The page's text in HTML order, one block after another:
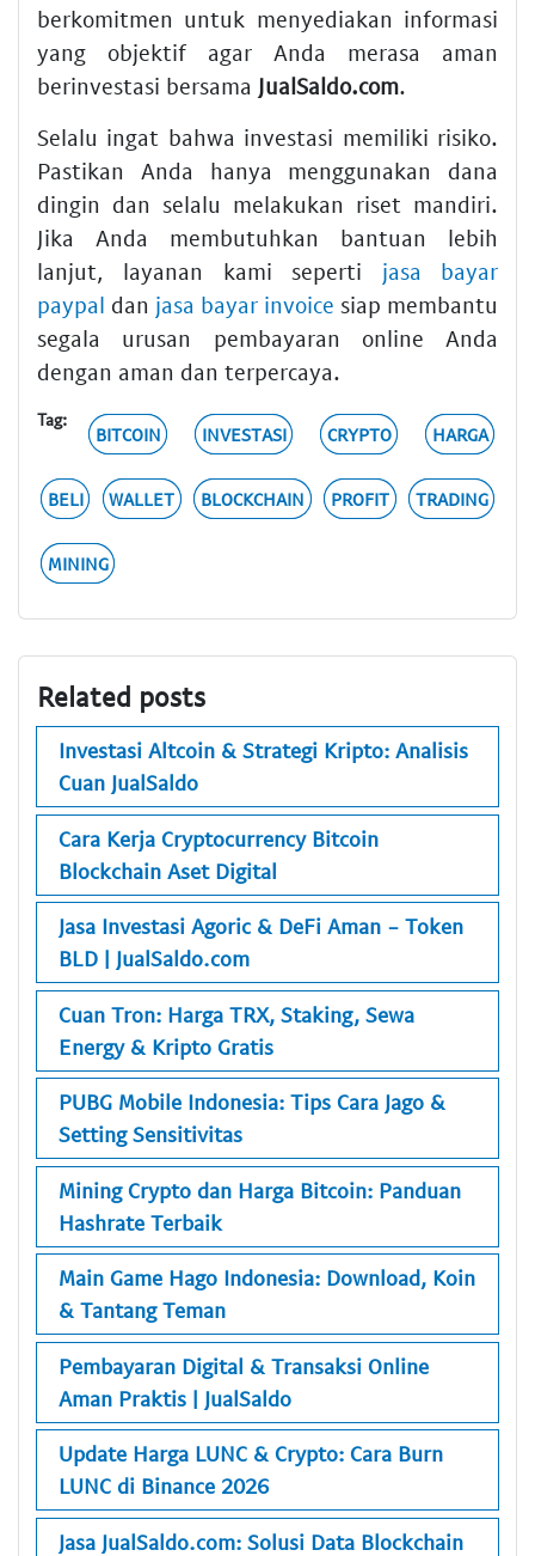
berkomitmen untuk menyediakan informasi
yang objektif agar Anda merasa aman
berinvestasi bersama JualSaldo.com.
Selalu ingat bahwa investasi memiliki risiko.
Pastikan Anda hanya menggunakan dana
dingin dan selalu melakukan riset mandiri.
Jika Anda membutuhkan bantuan lebih
lanjut, layanan kami seperti jasa bayar
paypal dan jasa bayar invoice siap membantu
segala urusan pembayaran online Anda
dengan aman dan terpercaya.
Tag:
BITCOIN INVESTASI CRYPTO HARGA
BELI WALLET BLOCKCHAIN PROFIT TRADING
MINING
Related posts
Investasi Altcoin & Strategi Kripto: Analisis
Cuan JualSaldo
Cara Kerja Cryptocurrency Bitcoin
Blockchain Aset Digital
Jasa Investasi Agoric & DeFi Aman - Token
BLD | JualSaldo.com
Cuan Tron: Harga TRX, Staking, Sewa
Energy & Kripto Gratis
PUBG Mobile Indonesia: Tips Cara Jago &
Setting Sensitivitas
Mining Crypto dan Harga Bitcoin: Panduan
Hashrate Terbaik
Main Game Hago Indonesia: Download, Koin
& Tantang Teman
Pembayaran Digital & Transaksi Online
Aman Praktis | JualSaldo
Update Harga LUNC & Crypto: Cara Burn
LUNC di Binance 2026
Jasa JualSaldo.com: Solusi Data Blockchain